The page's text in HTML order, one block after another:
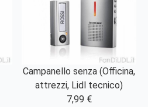
Campanello senza (Officina,
attrezzi, Lidl tecnico)
7,99 €